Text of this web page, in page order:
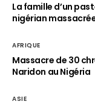
La famille d’un
nigérian
AFRIQUE
Massacre de 30
Naridon au Nigéria
ASIE